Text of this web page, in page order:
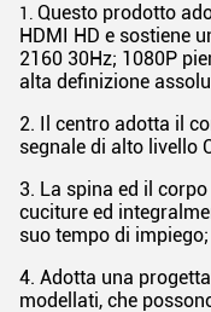
1. Questo prodotto
HDMI HD e sostiene
2160 30Hz; 1080P
alta definizione
2. Il centro adotta il
segnale di alto livello
3. La spina ed il
cuciture ed
suo tempo di impiego;
4. Adotta una
modellati, che